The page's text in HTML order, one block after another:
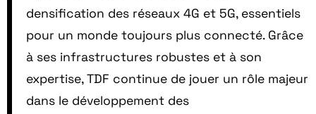
densification des réseaux 4G et 5G, essentiels
pour un monde toujours plus connecté. Grâce
à ses infrastructures robustes et à son
expertise, TDF continue de jouer un rôle majeur
dans le développement des